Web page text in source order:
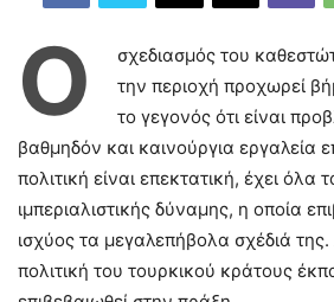
Ο
σχεδιασμός του
την περιοχή προχωρεί
το γεγονός ότι είναι
βαθμηδόν και καινούργια εργαλεία
πολιτική είναι επεκτατική, έχει όλα
ιμπεριαλιστικής δύναμης, η οποία
ισχύος τα μεγαλεπήβολα σχέδιά της.
πολιτική του τουρκικού κράτους